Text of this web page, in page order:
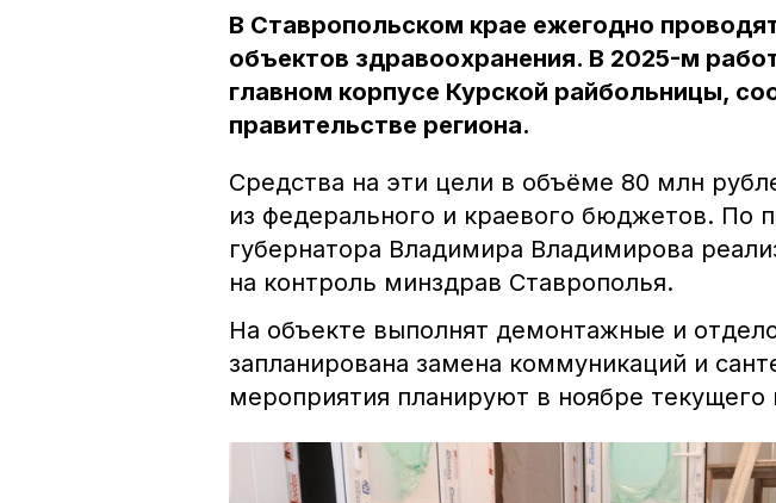
В Ставропольском крае ежегодно
объектов здравоохранения. В 2025-м
главном корпусе Курской райбольницы,
правительстве региона.
Средства на эти цели в объёме 80 млн
из федерального и краевого бюджетов. По
губернатора Владимира Владимирова
на контроль минздрав Ставрополья.
На объекте выполнят демонтажные и
запланирована замена коммуникаций и
мероприятия планируют в ноябре текущего